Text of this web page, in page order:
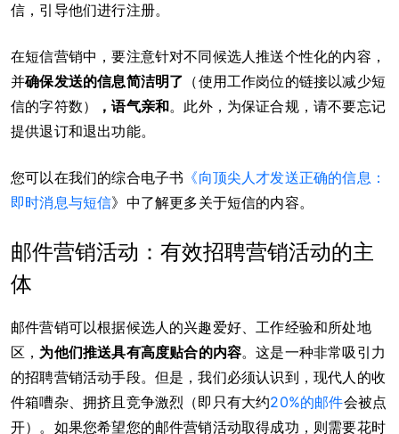
信，引导他们进行注册。
在短信营销中，要注意针对不同候选人推送个性化的内容，
并确保发送的信息简洁明了 （使用工作岗位的链接以减少短
信的字符数）
，语气亲和。此外，为保证合规，请不要忘记
提供退订和退出功能。
您可以在我们的综合电子书 《向顶尖人才发送正确的信息：
即时消息与短信》中了解更多关于短信的内容。
邮件营销活动：有效招聘营销活动的主
体
邮件营销可以根据候选人的兴趣爱好、工作经验和所处地
区， 为他们推送具有高度贴合的内容。这是一种非常吸引力
的招聘营销活动手段。但是，我们必须认识到，现代人的收
件箱嘈杂、拥挤且竞争激烈（即只有大约20%的邮件会被点
开）。如果您希望您的邮件营销活动取得成功，则需要花时